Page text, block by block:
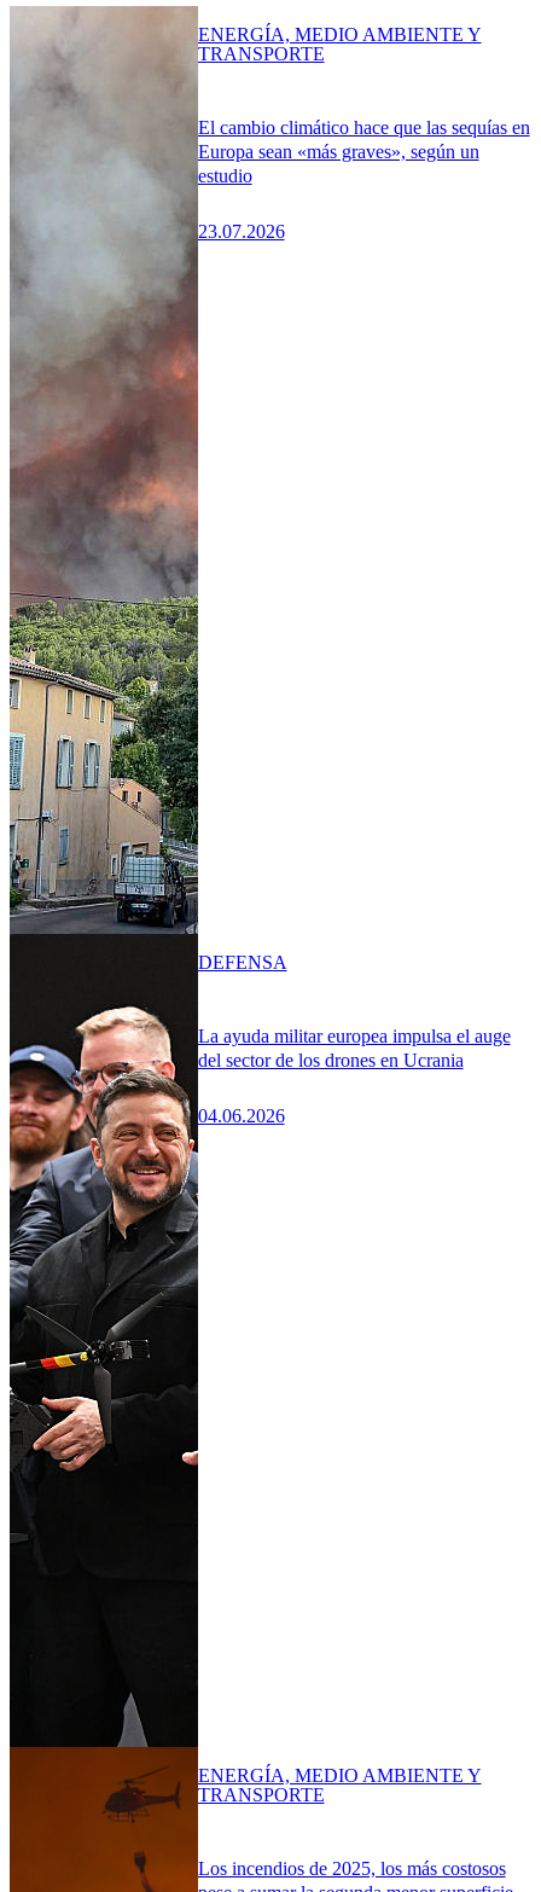
El cambio climático hace que las sequías en
Europa sean «más graves», según un
estudio
23.07.2026
ENERGÍA, MEDIO AMBIENTE Y
TRANSPORTE
La ayuda militar europea impulsa el auge
del sector de los drones en Ucrania
04.06.2026
DEFENSA
Los incendios de 2025, los más costosos
ENERGÍA, MEDIO AMBIENTE Y
TRANSPORTE